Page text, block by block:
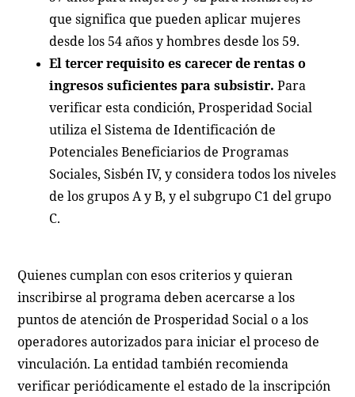
que significa que pueden aplicar mujeres
desde los 54 años y hombres desde los 59.
El tercer requisito es carecer de rentas o
ingresos suficientes para subsistir. Para
verificar esta condición, Prosperidad Social
utiliza el Sistema de Identificación de
Potenciales Beneficiarios de Programas
Sociales, Sisbén IV, y considera todos los niveles
de los grupos A y B, y el subgrupo C1 del grupo
C.
Quienes cumplan con esos criterios y quieran
inscribirse al programa deben acercarse a los
puntos de atención de Prosperidad Social o a los
operadores autorizados para iniciar el proceso de
vinculación. La entidad también recomienda
verificar periódicamente el estado de la inscripción